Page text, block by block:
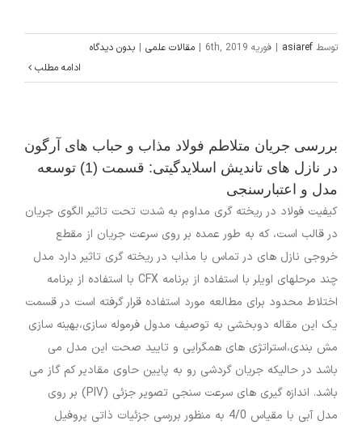
توسط asiaref
| فوریه 6th, 2019 | مقالات علمی | بدون دیدگاه
ادامه مطلب
بررسی جریان متلاطم فولاد مذاب و حباب های آرگون
در نازل های تاندیش اسلایدگیتی: قسمت (1) توسعه
مدل و اعتبارسنجی
کیفیت فولاد در ریخته گری مداوم به شدت تحت تاثیر الگوی جریان
در قالب است، که به طور عمده بر روی سرعت جریان از مقطع
خروجی نازل های در تماس با مذاب در ریخته گری تاثیر دارد مدل
چند مرحلهای اویلر با استفاده از برنامه CFX با استفاده از برنامه
اختلاط محدود برای مطالعه مورد استفاده قرار گرفته است در قسمت
یک این مقاله دوبخشی به توصیف مدول فرموله سازی،بهینه سازی
مش بندی،استراتژی های همگرایی و تایید صحت این مدل می
باشد در حالیکه جریان گردشی رو به پایین حاوی مقادیر کم گاز می
باشد. اندازه گیری های سرعت سنجی تصویر جزئی (PIV) بر روی
مدل آبی با مقیاس 4/0 به منظور بررسی جزئیات ذاتی پروفیل